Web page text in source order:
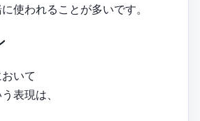
使われることが多いです。
いて
表現は、